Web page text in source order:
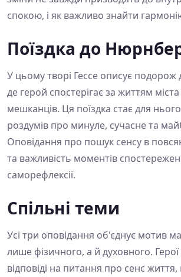
спокою, і як важливо знайти
Поїздка до
У цьому творі Гессе описує
де герой спостерігає за життям
мешканців. Ця поїздка стає для
роздумів про минуле, сучасне та
Оповідання про пошук сенсу в
та важливість моментів
саморефлексії.
Спільні теми
Усі три оповідання об'єднує мотив
лише фізичного, а й духовного.
відповіді на питання про сенс